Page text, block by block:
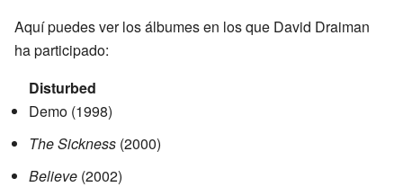
Aquí puedes ver los álbumes en los que David Draiman
ha participado:
Disturbed
Demo (1998)
The Sickness (2000)
Believe (2002)